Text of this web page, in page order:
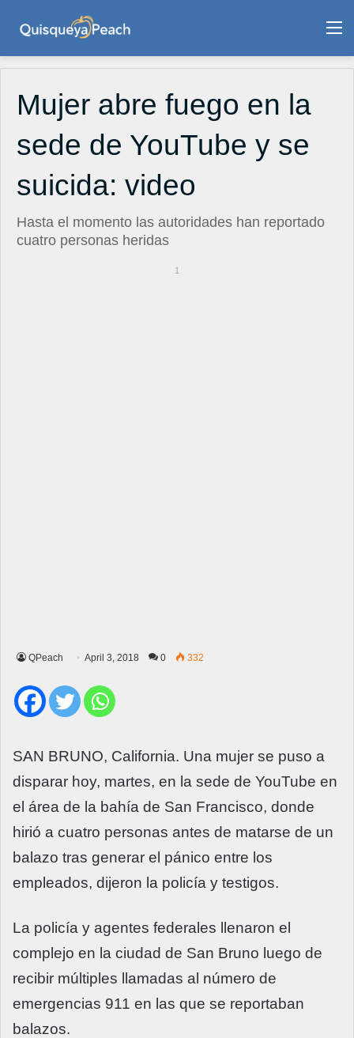
Mujer abre fuego en la
sede de YouTube y se
suicida: video
Hasta el momento las autoridades han reportado
cuatro personas heridas
1
QPeach April 3, 2018 0 332
SAN BRUNO, California. Una mujer se puso a
disparar hoy, martes, en la sede de YouTube en
el área de la bahía de San Francisco, donde
hirió a cuatro personas antes de matarse de un
balazo tras generar el pánico entre los
empleados, dijeron la policía y testigos.
La policía y agentes federales llenaron el
complejo en la ciudad de San Bruno luego de
recibir múltiples llamadas al número de
emergencias 911 en las que se reportaban
balazos.